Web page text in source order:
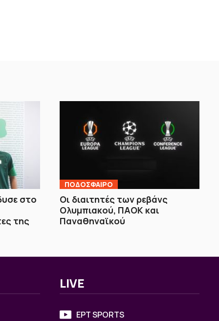
στο
της
ΠΟΔΟΣΦΑΙΡΟ
Οι διαιτητές των ρεβάνς
Ολυμπιακού, ΠΑΟΚ και
Παναθηναϊκού
LIVE
ΕΡΤ SPORTS